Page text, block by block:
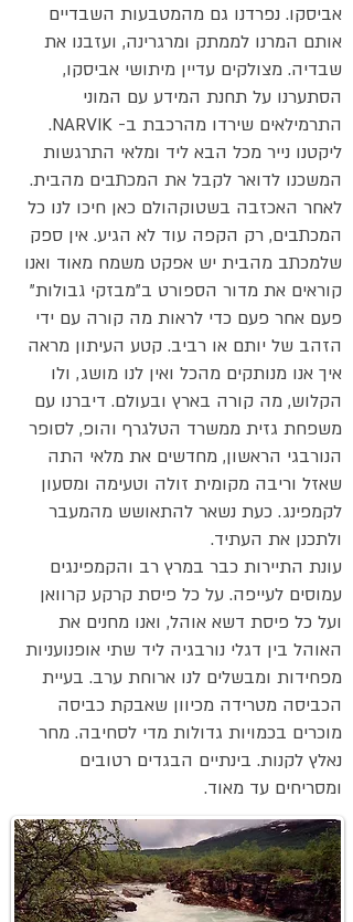
אביסקו. נפרדנו גם מהמטבעות השבדיים
אותם המרנו לממתק ומרגרינה, ועזבנו את
שבדיה. מצולקים עדיין מיתושי אביסקו,
הסתערנו על תחנת המידע עם המוני
התרמילאים שירדו מהרכבת ב- NARVIK.
ליקטנו נייר מכל הבא ליד ומלאי התרגשות
המשכנו לדואר לקבל את המכתבים מהבית.
לאחר האכזבה בשטוקהולם כאן חיכו לנו כל
המכתבים, רק הקפה עוד לא הגיע. אין ספק
שלמכתב מהבית יש אפקט משמח מאוד ואנו
קוראים את מדור הספורט ב"מבזקי גבולות"
פעם אחר פעם כדי לראות מה קורה עם ידי
הזהב של יותם או רביב. קטע העיתון מראה
איך אנו מנותקים מהכל ואין לנו מושג, ולו
הקלוש, מה קורה בארץ ובעולם. דיברנו עם
משפחת גזית ממשרד הטלגרף והופ, לסופר
הנורבגי הראשון, מחדשים את מלאי התה
שאזל וריבה מקומית זולה וטעימה ומסעון
לקמפינג. כעת נשאר להתאושש מהמעבר
ולתכנן את העתיד.
עונת התיירות כבר במרץ רב והקמפינגים
עמוסים לעייפה. על כל פיסת קרקע קרוואן
ועל כל פיסת דשא אוהל, ואנו מחנים את
האוהל בין דגלי נורבגיה ליד שתי אופנועניות
מפחידות ומבשלים לנו ארוחת ערב. בעיית
הכביסה מטרידה מכיוון שאבקת כביסה
מוכרים בכמויות גדולות מדי לסחיבה. מחר
נאלץ לקנות. בינתיים הבגדים רטובים
ומסריחים עד מאוד.